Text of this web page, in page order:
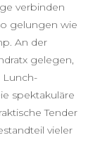
verbinden
gelungen wie
An der
gelegen,
Lunch-
spektakuläre
Tender
vieler